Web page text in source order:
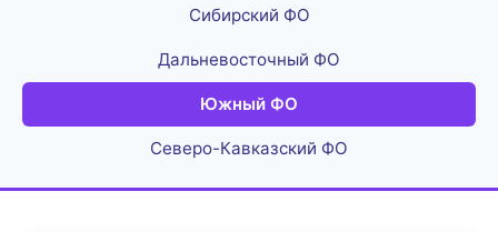
Сибирский ФО
Дальневосточный ФО
Южный ФО
Северо-Кавказский ФО